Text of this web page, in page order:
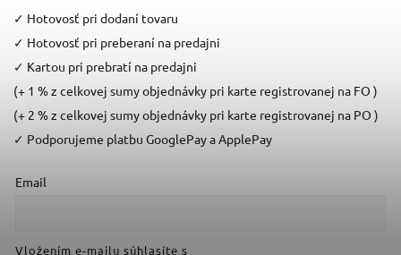
✓ Hotovosť pri dodaní tovaru
✓ Hotovosť pri preberaní na predajni
✓ Kartou pri prebratí na predajni
(+ 1 % z celkovej sumy objednávky pri karte registrovanej na FO )
(+ 2 % z celkovej sumy objednávky pri karte registrovanej na PO )
✓ Podporujeme platbu GooglePay a ApplePay
Email
Vložením e-mailu súhlasíte s